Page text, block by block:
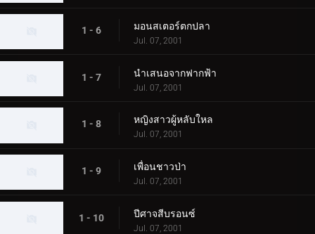
1 - 6 มอนสเตอร์ตกปลา
Jul. 07, 2001
1 - 7 นำเสนอจากฟากฟ้า
Jul. 07, 2001
1 - 8 หญิงสาวผู้หลับใหล
Jul. 07, 2001
1 - 9 เพื่อนชาวป่า
Jul. 07, 2001
1 - 10 ปีศาจสีบรอนซ์
Jul. 07, 2001